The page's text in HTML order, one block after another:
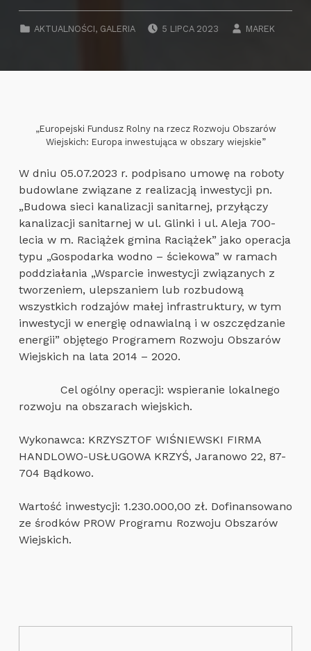
CATEGORIZED IN:
AKTUALNOŚCI, GALERIA 5 LIPCA 2023 MAREK
„Europejski Fundusz Rolny na rzecz Rozwoju Obszarów
Wiejskich: Europa inwestująca w obszary wiejskie”
W dniu 05.07.2023 r. podpisano umowę na roboty
budowlane związane z realizacją inwestycji pn.
„Budowa sieci kanalizacji sanitarnej, przyłączy
kanalizacji sanitarnej w ul. Glinki i ul. Aleja 700-
lecia w m. Raciążek gmina Raciążek” jako operacja
typu „Gospodarka wodno – ściekowa” w ramach
poddziałania „Wsparcie inwestycji związanych z
tworzeniem, ulepszaniem lub rozbudową
wszystkich rodzajów małej infrastruktury, w tym
inwestycji w energię odnawialną i w oszczędzanie
energii” objętego Programem Rozwoju Obszarów
Wiejskich na lata 2014 – 2020.
Cel ogólny operacji: wspieranie lokalnego
rozwoju na obszarach wiejskich.
Wykonawca: KRZYSZTOF WIŚNIEWSKI FIRMA
HANDLOWO-USŁUGOWA KRZYŚ, Jaranowo 22, 87-
704 Bądkowo.
Wartość inwestycji: 1.230.000,00 zł. Dofinansowano
ze środków PROW Programu Rozwoju Obszarów
Wiejskich.
Skip back to main navigation
Nawigacja wpisu